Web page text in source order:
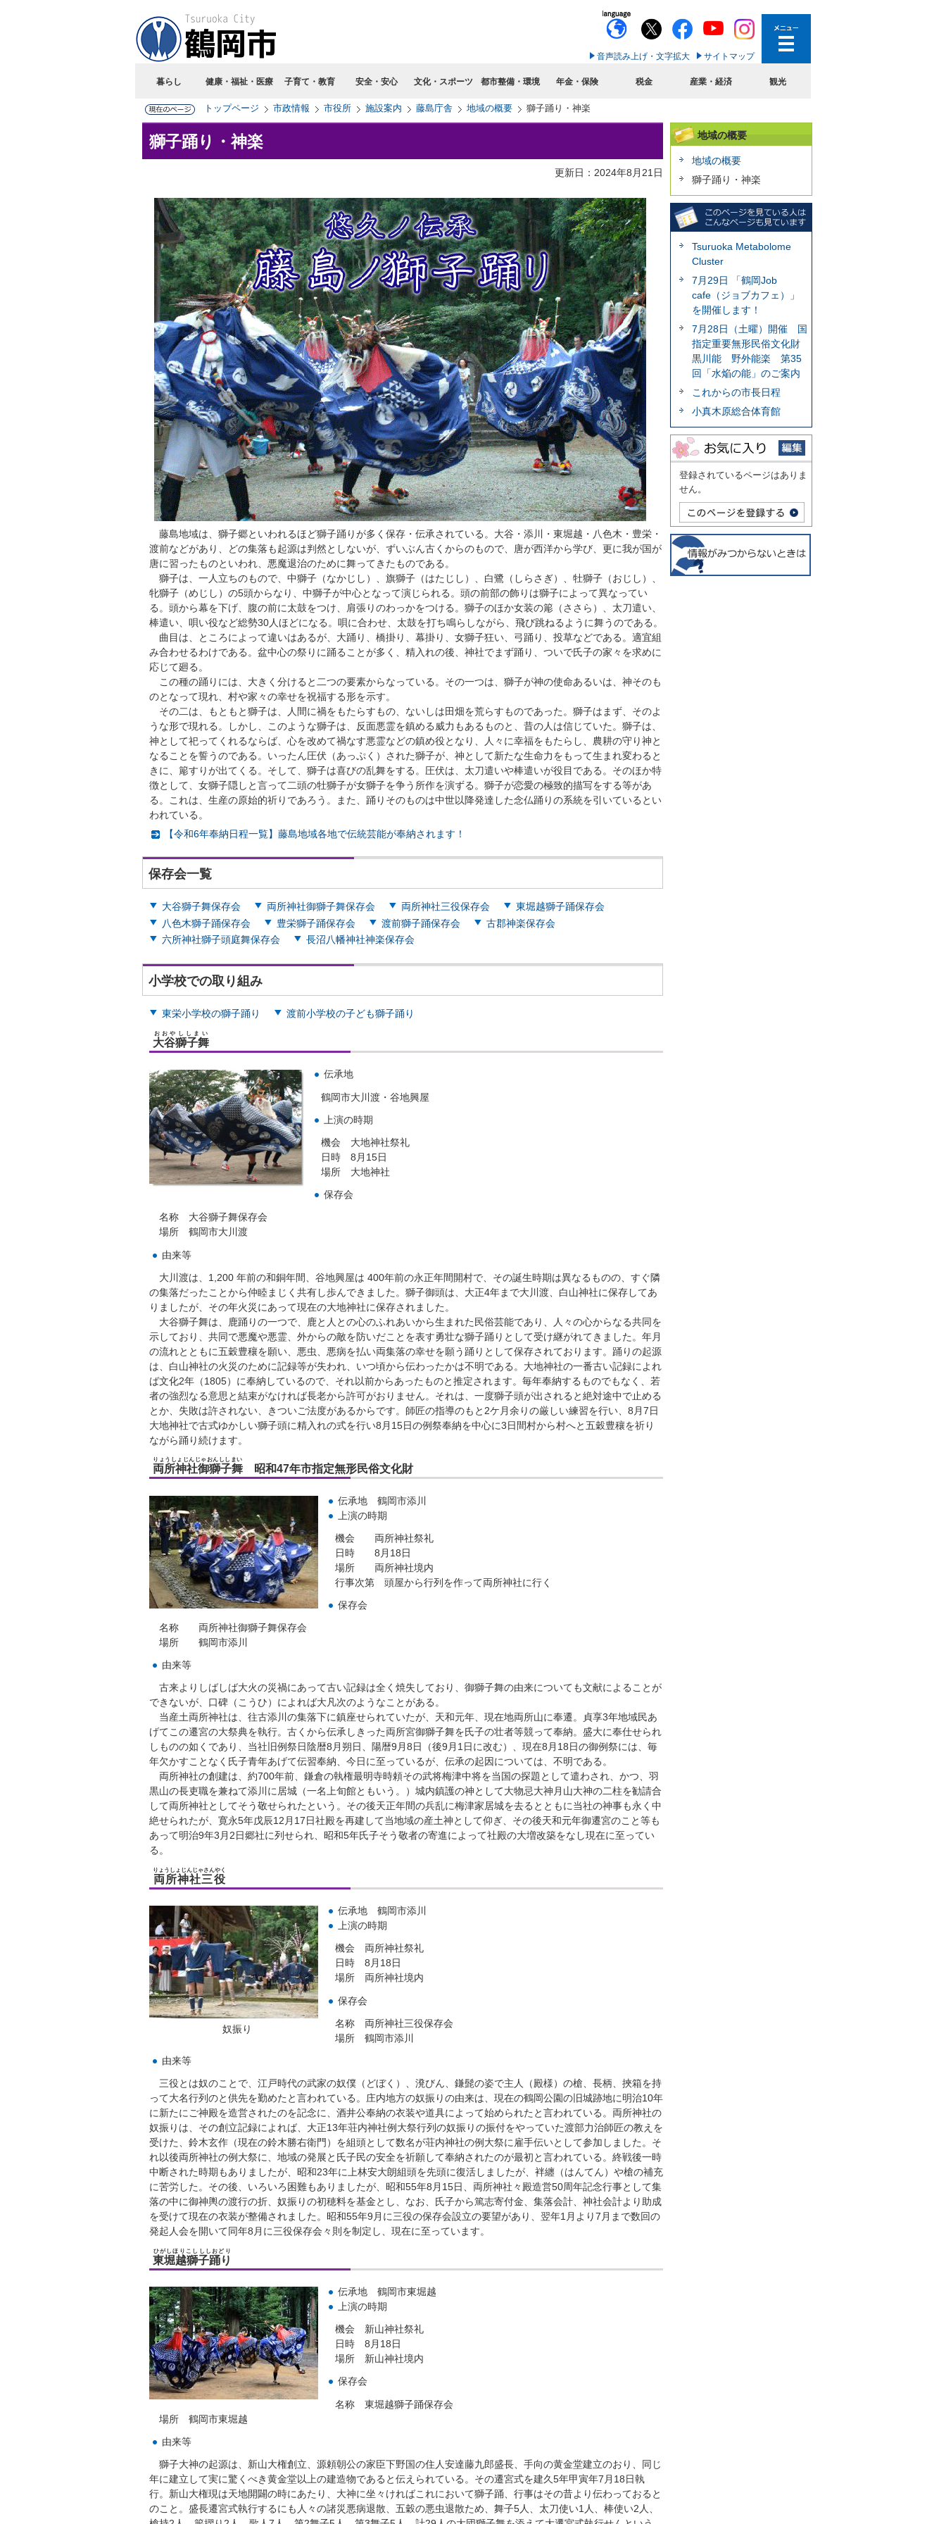
音声読み上げ・文字拡大 サイトマップ
暮らし 健康・福祉・医療 子育て・教育 安全・安心 文化・スポーツ 都市整備・環境 年金・保険 税金 産業・経済 観光
トップページ 市政情報 市役所 施設案内 藤島庁舎 地域の概要 獅子踊り・神楽
獅子踊り・神楽
更新日：2024年8月21日
藤島地域は、獅子郷といわれるほど獅子踊りが多く保存・伝承されている。大谷・添川・東堀越・八色木・豊栄・
渡前などがあり、どの集落も起源は判然としないが、ずいぶん古くからのもので、唐が西洋から学び、更に我が国が
唐に習ったものといわれ、悪魔退治のために舞ってきたものである。
獅子は、一人立ちのもので、中獅子（なかじし）、旗獅子（はたじし）、白鷺（しらさぎ）、牡獅子（おじし）、
牝獅子（めじし）の5頭からなり、中獅子が中心となって演じられる。頭の前部の飾りは獅子によって異なってい
る。頭から幕を下げ、腹の前に太鼓をつけ、肩張りのわっかをつける。獅子のほか女装の簓（ささら）、太刀遣い、
棒遣い、唄い役など総勢30人ほどになる。唄に合わせ、太鼓を打ち鳴らしながら、飛び跳ねるように舞うのである。
曲目は、ところによって違いはあるが、大踊り、橋掛り、幕掛り、女獅子狂い、弓踊り、投草などである。適宜組
み合わせるわけである。盆中心の祭りに踊ることが多く、精入れの後、神社でまず踊り、ついで氏子の家々を求めに
応じて廻る。
この種の踊りには、大きく分けると二つの要素からなっている。その一つは、獅子が神の使命あるいは、神そのも
のとなって現れ、村や家々の幸せを祝福する形を示す。
その二は、もともと獅子は、人間に禍をもたらすもの、ないしは田畑を荒らすものであった。獅子はまず、そのよ
うな形で現れる。しかし、このような獅子は、反面悪霊を鎮める威力もあるものと、昔の人は信じていた。獅子は、
神として祀ってくれるならば、心を改めて禍なす悪霊などの鎮め役となり、人々に幸福をもたらし、農耕の守り神と
なることを誓うのである。いったん圧伏（あっぷく）された獅子が、神として新たな生命力をもって生まれ変わると
きに、簓すりが出てくる。そして、獅子は喜びの乱舞をする。圧伏は、太刀遣いや棒遣いが役目である。そのほか特
徴として、女獅子隠しと言って二頭の牡獅子が女獅子を争う所作を演ずる。獅子が恋愛の極致的描写をする等があ
る。これは、生産の原始的祈りであろう。また、踊りそのものは中世以降発達した念仏踊りの系統を引いているとい
われている。
【令和6年奉納日程一覧】藤島地域各地で伝統芸能が奉納されます！
保存会一覧
大谷獅子舞保存会 両所神社御獅子舞保存会 両所神社三役保存会
東堀越獅子踊保存会
八色木獅子踊保存会
豊栄獅子踊保存会 渡前獅子踊保存会
古郡神楽保存会
六所神社獅子頭庭舞保存会
長沼八幡神社神楽保存会
小学校での取り組み
東栄小学校の獅子踊り 渡前小学校の子ども獅子踊り
大谷獅子舞
おおやししまい
伝承地
鶴岡市大川渡・谷地興屋
上演の時期
機会 大地神社祭礼
日時 8月15日
場所 大地神社
保存会
名称 大谷獅子舞保存会
場所 鶴岡市大川渡
由来等
大川渡は、1,200 年前の和銅年間、谷地興屋は 400年前の永正年間開村で、その誕生時期は異なるものの、すぐ隣
の集落だったことから仲睦まじく共有し歩んできました。獅子御頭は、大正4年まで大川渡、白山神社に保存してあ
りましたが、その年火災にあって現在の大地神社に保存されました。
大谷獅子舞は、鹿踊りの一つで、鹿と人との心のふれあいから生まれた民俗芸能であり、人々の心からなる共同を
示しており、共同で悪魔や悪霊、外からの敵を防いだことを表す勇壮な獅子踊りとして受け継がれてきました。年月
の流れとともに五穀豊穰を願い、悪虫、悪病を払い両集落の幸せを願う踊りとして保存されております。踊りの起源
は、白山神社の火災のために記録等が失われ、いつ頃から伝わったかは不明である。大地神社の一番古い記録によれ
ば文化2年（1805）に奉納しているので、それ以前からあったものと推定されます。毎年奉納するものでもなく、若
者の強烈なる意思と結束がなければ長老から許可がおりません。それは、一度獅子頭が出されると絶対途中で止める
とか、失敗は許されない、きついご法度があるからです。師匠の指導のもと2ケ月余りの厳しい練習を行い、8月7日
大地神社で古式ゆかしい獅子頭に精入れの式を行い8月15日の例祭奉納を中心に3日間村から村へと五穀豊穰を祈り
ながら踊り続けます。
両所神社御獅子舞
りょうしょじんじゃおんししまい
昭和47年市指定無形民俗文化財
伝承地 鶴岡市添川
上演の時期
機会 両所神社祭礼
日時 8月18日
場所 両所神社境内
行事次第 頭屋から行列を作って両所神社に行く
保存会
名称 両所神社御獅子舞保存会
場所 鶴岡市添川
由来等
古来よりしばしば大火の災禍にあって古い記録は全く焼失しており、御獅子舞の由来についても文献によることが
できないが、口碑（こうひ）によれば大凡次のようなことがある。
当産土両所神社は、往古添川の集落下に鎮座せられていたが、天和元年、現在地両所山に奉遷。貞享3年地域民あ
げてこの遷宮の大祭典を執行。古くから伝承しきった両所宮御獅子舞を氏子の壮者等競って奉納。盛大に奉仕せられ
しものの如くであり、当社旧例祭日陰暦8月朔日、陽暦9月8日（後9月1日に改む）、現在8月18日の御例祭には、毎
年欠かすことなく氏子青年あげて伝習奉納、今日に至っているが、伝承の起因については、不明である。
両所神社の創建は、約700年前、鎌倉の執権最明寺時頼その武将梅津中将を当国の探題として遣わされ、かつ、羽
黒山の長吏職を兼ねて添川に居城（一名上旬館ともいう。）城内鎮護の神として大物忌大神月山大神の二柱を勧請合
して両所神社としてそう敬せられたという。その後天正年間の兵乱に梅津家居城を去るとともに当社の神事も永く中
絶せられたが、寛永5年戊辰12月17日社殿を再建して当地域の産土神として仰ぎ、その後天和元年御遷宮のこと等も
あって明治9年3月2日郷社に列せられ、昭和5年氏子そう敬者の寄進によって社殿の大増改築をなし現在に至ってい
る。
両所神社三役
りょうしょじんじゃさんやく
奴振り
伝承地 鶴岡市添川
上演の時期
機会 両所神社祭礼
日時 8月18日
場所 両所神社境内
保存会
名称 両所神社三役保存会
場所 鶴岡市添川
由来等
三役とは奴のことで、江戸時代の武家の奴僕（どぼく）、溌びん、鎌髭の姿で主人（殿様）の槍、長柄、挾箱を持
って大名行列のと供先を勤めたと言われている。庄内地方の奴振りの由来は、現在の鶴岡公園の旧城跡地に明治10年
に新たにご神殿を造営されたのを記念に、酒井公奉納の衣装や道具によって始められたと言われている。両所神社の
奴振りは、その創立記録によれば、大正13年荘内神社例大祭行列の奴振りの振付をやっていた渡部力治師匠の教えを
受けた、鈴木玄作（現在の鈴木勝右衛門）を組頭として数名が荘内神社の例大祭に雇手伝いとして参加しました。そ
れ以後両所神社の例大祭に、地域の発展と氏子民の安全を祈願して奉納されたのが最初と言われている。終戦後一時
中断された時期もありましたが、昭和23年に上林安大朗組頭を先頭に復活しましたが、袢纏（はんてん）や槍の補充
に苦労した。その後、いろいろ困難もありましたが、昭和55年8月15日、両所神社々殿造営50周年記念行事として集
落の中に御神輿の渡行の折、奴振りの初穂料を基金とし、なお、氏子から篤志寄付金、集落会計、神社会計より助成
を受けて現在の衣装が整備されました。昭和55年9月に三役の保存会設立の要望があり、翌年1月より7月まで数回の
発起人会を開いて同年8月に三役保存会々則を制定し、現在に至っています。
東堀越獅子踊り
ひがしほりこしししおどり
伝承地 鶴岡市東堀越
上演の時期
機会 新山神社祭礼
日時 8月18日
場所 新山神社境内
保存会
名称 東堀越獅子踊保存会
場所 鶴岡市東堀越
由来等
獅子大神の起源は、新山大権創立、源頼朝公の家臣下野国の住人安達藤九郎盛長、手向の黄金堂建立のおり、同じ
年に建立して実に驚くべき黄金堂以上の建造物であると伝えられている。その遷宮式を建久5年甲寅年7月18日執
行。新山大権現は天地開闢の時にあたり、大神に坐々ければこれにおいて獅子踊、行事はその昔より伝わっておると
のこと。盛長遷宮式執行するにも人々の諸災悪病退散、五穀の悪虫退散ため、舞子5人、太刀使い1人、棒使い2人、
地域の概要
地域の概要
獅子踊り・神楽
Tsuruoka Metabolome
Cluster
7月29日 「鶴岡Job
cafe（ジョブカフェ）」
を開催します！
7月28日（土曜）開催 国
指定重要無形民俗文化財
黒川能 野外能楽 第35
回「水焔の能」のご案内
これからの市長日程
小真木原総合体育館
登録されているページはありま
せん。